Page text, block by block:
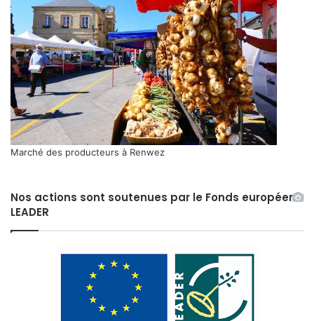
Marché des producteurs à Renwez
Nos actions sont soutenues par le Fonds européen
LEADER